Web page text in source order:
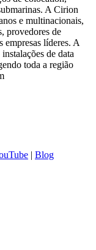
A Cirion
e multinacionais,
provedores de
empresas líderes. A
de data
toda a região
| Blog